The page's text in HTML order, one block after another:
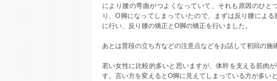
により腰の弯曲がつよくなっていて、それも原因のひと
り、O脚になってしまっていたので、まずは反り腰によ
に行い、反り腰の矯正とO脚の矯正を行いました。
あとは普段の立ち方などの注意点などをお話して初回の施
若い女性に比較的多いと思いますが、体幹を支える筋肉
す。言い方を変えるとO脚に見えてしまっている方が多い